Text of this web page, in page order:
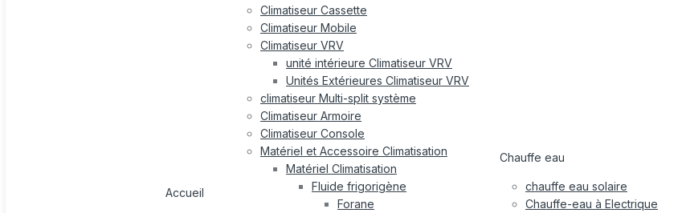
Accueil
Climatiseur Cassette
Climatiseur Mobile
Climatiseur VRV
unité intérieure Climatiseur VRV
Unités Extérieures Climatiseur VRV
climatiseur Multi-split système
Climatiseur Armoire
Climatiseur Console
Matériel et Accessoire Climatisation
Matériel Climatisation
Fluide frigorigène
Forane
Chauffe eau
chauffe eau solaire
Chauffe-eau à Electrique